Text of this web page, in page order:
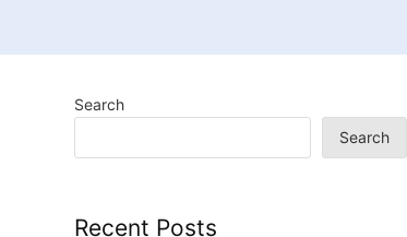
Search
Search
Recent Posts